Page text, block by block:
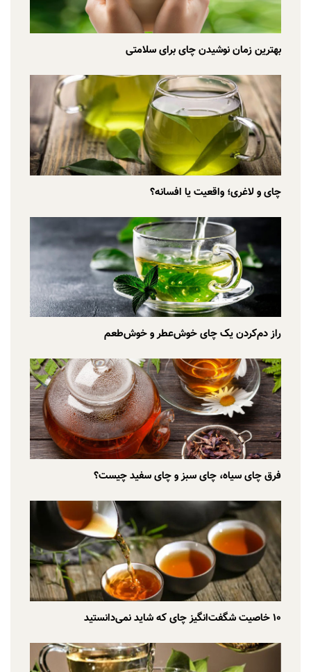
بهترین زمان نوشیدن چای برای سلامتی
چای و لاغری؛ واقعیت یا افسانه؟
راز دم‌کردن یک چای خوش‌عطر و خوش‌طعم
فرق چای سیاه، چای سبز و چای سفید چیست؟
۱۰ خاصیت شگفت‌انگیز چای که شاید نمی‌دانستید